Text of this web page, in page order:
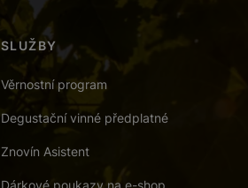
SLUŽBY
Věrnostní program
Degustační vinné předplatné
Znovín Asistent
Dárkové poukazy na e-shop